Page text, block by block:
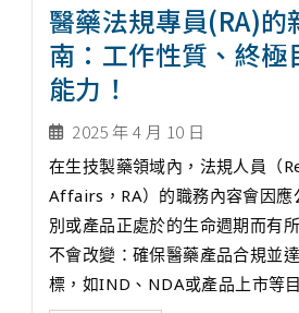
醫藥法規專員(RA)的
南：工作性質、終極
能力！
2025 年 4 月 10 日
在生技製藥領域內，法規人員（
Affairs，RA）的職務內容會因應
別或產品正處於的生命週期而有
不會改變：確保醫藥產品合規並
標，如IND、NDA或產品上市等